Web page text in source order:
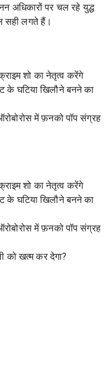
अधिकारों पर चल रहे युद्ध
सही लगते हैं।
शो का नेतृत्व करेंगे
के घटिया खिलौने बनने का
में फ़नको पॉप संग्रह
शो का नेतृत्व करेंगे
के घटिया खिलौने बनने का
में फ़नको पॉप संग्रह
को खत्म कर देगा?